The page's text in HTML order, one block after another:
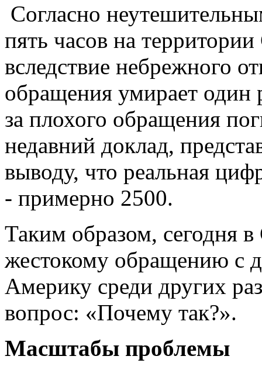
Согласно
пять часов на
вследствие небрежного
обращения умирает один
за плохого обращения
недавний доклад,
выводу, что реальная
- примерно 2500.
Таким образом, сегодня
жестокому обращению с
Америку среди других
вопрос: «Почему так?».
Масштабы проблемы